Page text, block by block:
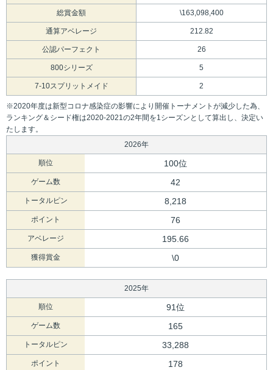
総賞金額 \163,098,400
通算アベレージ 212.82
公認パーフェクト 26
800シリーズ 5
7-10スプリットメイド 2
※2020年度は新型コロナ感染症の影響により開催トーナメントが減少した為、
ランキング＆シード権は2020-2021の2年間を1シーズンとして算出し、決定い
たします。
2026年
順位 100位
ゲーム数 42
トータルピン 8,218
ポイント 76
アベレージ 195.66
獲得賞金 \0
2025年
順位 91位
ゲーム数 165
トータルピン 33,288
ポイント 178